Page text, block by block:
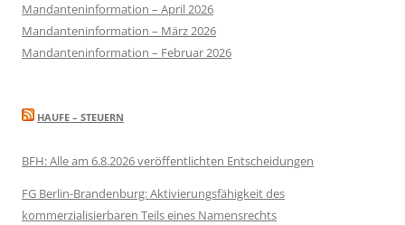
Mandanteninformation – April 2026
Mandanteninformation – März 2026
Mandanteninformation – Februar 2026
HAUFE – STEUERN
BFH: Alle am 6.8.2026 veröffentlichten Entscheidungen
FG Berlin-Brandenburg: Aktivierungsfähigkeit des
kommerzialisierbaren Teils eines Namensrechts